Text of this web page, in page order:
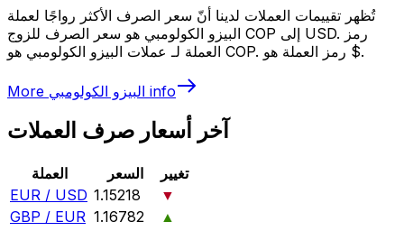
تُظهر تقييمات العملات لدينا أنّ سعر الصرف الأكثر رواجًا لعملة
البيزو الكولومبي هو سعر الصرف للزوج COP إلى USD. رمز
العملة لـ عملات البيزو الكولومبي هو COP. رمز العملة هو $.
More البيزو الكولومبي info
آخر أسعار صرف العملات
العملة السعر
تغيير
EUR / USD 1.15218
▼
GBP / EUR 1.16782
▲